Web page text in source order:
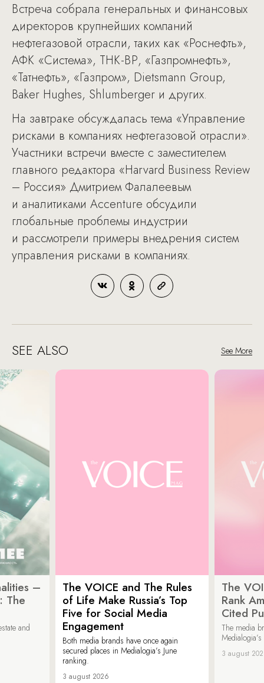
Встреча собрала генеральных и финансовых
директоров крупнейших компаний
нефтегазовой отрасли, таких как «Роснефть»,
АФК «Система», ТНК-ВР, «Газпромнефть»,
«Татнефть», «Газпром», Dietsmann Group,
Baker Hughes, Shlumberger и других.
На завтраке обсуждалась тема «Управление
рисками в компаниях нефтегазовой отрасли».
Участники встречи вместе с заместителем
главного редактора «Harvard Business Review
– Россия» Дмитрием Фалалеевым
и аналитиками Accenture обсудили
глобальные проблемы индустрии
и рассмотрели примеры внедрения систем
управления рисками в компаниях.
SEE ALSO See More
–
The
and
The VOICE and The Rules
of Life Make Russia’s Top
Five for Social Media
Engagement
Both media brands have once again
secured places in Medialogia’s June
ranking.
3 august 2026
The
Rank
Cited
The media
3 august